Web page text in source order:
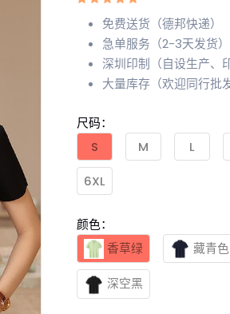
免费送货（德邦快递）
急单服务（2-3天发货）
深圳印制（自设生产、
大量库存（欢迎同行批
尺码：
S
M L
6XL
颜色：
香草绿
藏青色
深空黑